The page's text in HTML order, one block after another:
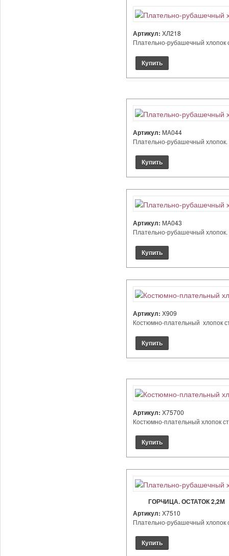
Артикул: ХЛ218
Плательно-рубашечный хлопок
Артикул: МА044
Плательно-рубашечный
Артикул: МА043
Плательно-рубашечный
Артикул: Х909
Костюмно-плательный хлопок
Артикул: Х75700
Костюмно-плательный хлопок
ГОРЧИЦА. ОСТАТОК 2,2М
Артикул: Х7510
Плательно-рубашечный хлопок